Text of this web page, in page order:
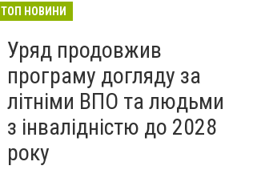
відключатимуть світло: це
ТОП НОВИНИ
Уряд продовжив
програму догляду за
літніми ВПО та людьми
з інвалідністю до 2028
року